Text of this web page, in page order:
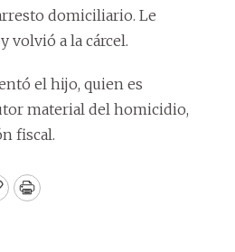
domiciliario. Le
volvió a la cárcel.
el hijo, quien es
material del homicidio,
fiscal.
Print